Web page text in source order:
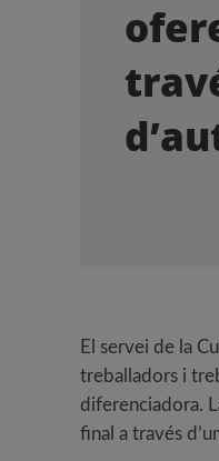
El servei de la
treballadors i
diferenciadora.
final a través